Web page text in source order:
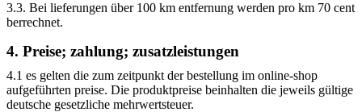
3.3. Bei lieferungen über 100 km entfernung werden pro km 70 cent
berrechnet.
4. Preise; zahlung; zusatzleistungen
4.1 es gelten die zum zeitpunkt der bestellung im online-shop
aufgeführten preise. Die produktpreise beinhalten die jeweils gültige
deutsche gesetzliche mehrwertsteuer.